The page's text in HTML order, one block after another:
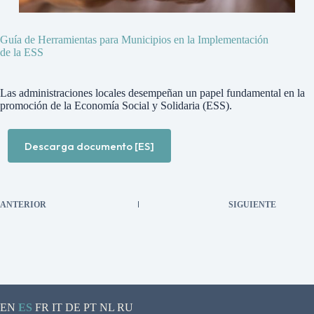
Guía de Herramientas para Municipios en la Implementación
de la ESS
Las administraciones locales desempeñan un papel fundamental en la
promoción de la Economía Social y Solidaria (ESS).
Descarga documento [ES]
ANTERIOR SIGUIENTE
EN ES FR IT DE PT NL RU